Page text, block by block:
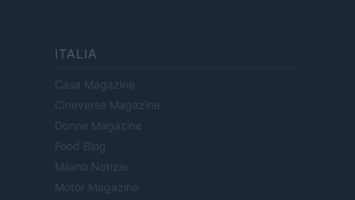
ITALIA
Casa Magazine
Cineverse Magazine
Donne Magazine
Food Blog
Milano Notizie
Motor Magazine